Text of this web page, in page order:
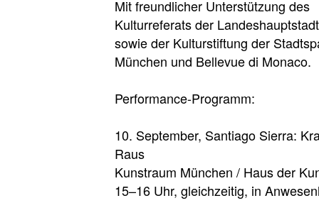
Mit freundlicher Unterstützung des
Kulturreferats der
sowie der Kulturstiftung der
München und Bellevue di Monaco.
Performance-Programm:
10. September, Santiago Sierra:
Raus
Kunstraum München / Haus der
15–16 Uhr, gleichzeitig, in